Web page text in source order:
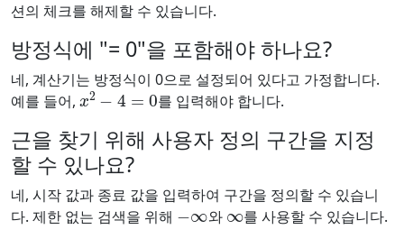
션의 체크를 해제할 수 있습니다.
방정식에 "= 0"을 포함해야 하나요?
네, 계산기는 방정식이 0으로 설정되어 있다고 가정합니다.
예를 들어,
x2−4=0
를 입력해야 합니다.
근을 찾기 위해 사용자 정의 구간을 지정
할 수 있나요?
네, 시작 값과 종료 값을 입력하여 구간을 정의할 수 있습니
다. 제한 없는 검색을 위해
−∞
와
∞
를 사용할 수 있습니다.